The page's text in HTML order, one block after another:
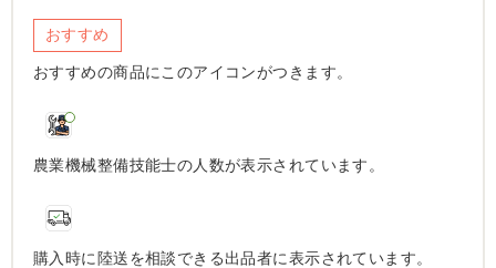
おすすめ
おすすめの商品にこのアイコンがつきます。
農業機械整備技能士の人数が表示されています。
購入時に陸送を相談できる出品者に表示されています。